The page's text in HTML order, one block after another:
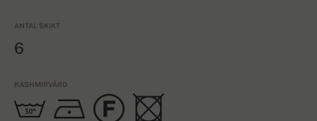
ANTAL SKIKT
6
KASHMIRVÅRD